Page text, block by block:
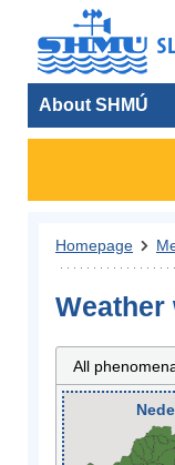
About SHMÚ
Homepage
Weather
All